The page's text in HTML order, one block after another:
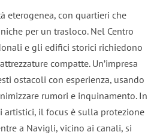
eterogenea, con quartieri che
per un trasloco. Nel Centro
e gli edifici storici richiedono
compatte. Un’impresa
ostacoli con esperienza, usando
rumori e inquinamento. In
artistici, il focus è sulla protezione
a Navigli, vicino ai canali, si